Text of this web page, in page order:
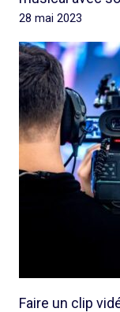
28 mai 2023
Faire un clip